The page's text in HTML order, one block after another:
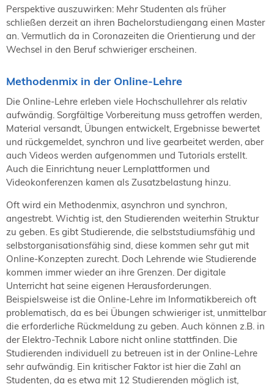
Perspektive auszuwirken: Mehr Studenten als früher
schließen derzeit an ihren Bachelorstudiengang einen Master
an. Vermutlich da in Coronazeiten die Orientierung und der
Wechsel in den Beruf schwieriger erscheinen.
Methodenmix in der Online-Lehre
Die Online-Lehre erleben viele Hochschullehrer als relativ
aufwändig. Sorgfältige Vorbereitung muss getroffen werden,
Material versandt, Übungen entwickelt, Ergebnisse bewertet
und rückgemeldet, synchron und live gearbeitet werden, aber
auch Videos werden aufgenommen und Tutorials erstellt.
Auch die Einrichtung neuer Lernplattformen und
Videokonferenzen kamen als Zusatzbelastung hinzu.
Oft wird ein Methodenmix, asynchron und synchron,
angestrebt. Wichtig ist, den Studierenden weiterhin Struktur
zu geben. Es gibt Studierende, die selbststudiumsfähig und
selbstorganisationsfähig sind, diese kommen sehr gut mit
Online-Konzepten zurecht. Doch Lehrende wie Studierende
kommen immer wieder an ihre Grenzen. Der digitale
Unterricht hat seine eigenen Herausforderungen.
Beispielsweise ist die Online-Lehre im Informatikbereich oft
problematisch, da es bei Übungen schwieriger ist, unmittelbar
die erforderliche Rückmeldung zu geben. Auch können z.B. in
der Elektro-Technik Labore nicht online stattfinden. Die
Studierenden individuell zu betreuen ist in der Online-Lehre
sehr aufwändig. Ein kritischer Faktor ist hier die Zahl an
Studenten, da es etwa mit 12 Studierenden möglich ist,